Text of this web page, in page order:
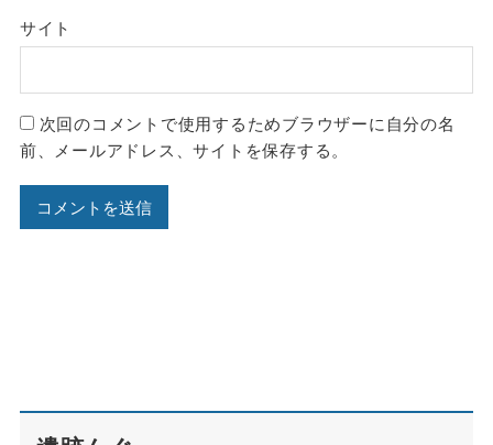
サイト
次回のコメントで使用するためブラウザーに自分の名
前、メールアドレス、サイトを保存する。